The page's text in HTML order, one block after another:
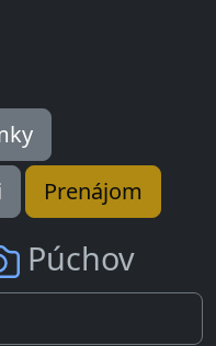
Prenájom
Púchov